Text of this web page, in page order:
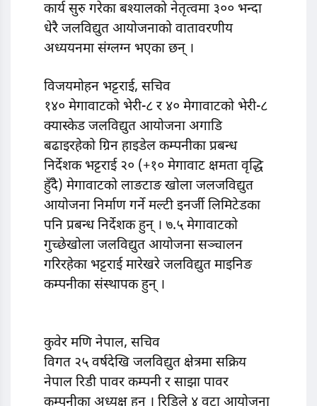
कार्य सुरु गरेका बश्यालको नेतृत्वमा ३०० भन्दा
धेरै जलविद्युत आयोजनाको वातावरणीय
अध्ययनमा संग्लग्न भएका छन् ।
विजयमोहन भट्टराई, सचिव
१४० मेगावाटको भेरी-८ र ४० मेगावाटको भेरी-८
क्यास्केड जलविद्युत आयोजना अगाडि
बढाइरहेको ग्रिन हाइडेल कम्पनीका प्रबन्ध
निर्देशक भट्टराई २० (+१० मेगावाट क्षमता वृद्धि
हुँदै) मेगावाटको लाङटाङ खोला जलजविद्युत
आयोजना निर्माण गर्ने मल्टी इनर्जी लिमिटेडका
पनि प्रबन्ध निर्देशक हुन् । ७.५ मेगावाटको
गुच्छेखोला जलविद्युत आयोजना सञ्चालन
गरिरहेका भट्टराई मारेखरे जलविद्युत माइनिङ
कम्पनीका संस्थापक हुन् ।
कुवेर मणि नेपाल, सचिव
विगत २५ वर्षदेखि जलविद्युत क्षेत्रमा सक्रिय
नेपाल रिडी पावर कम्पनी र साझा पावर